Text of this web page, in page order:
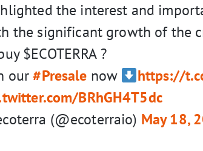
the interest and
the significant growth of the
$ECOTERRA ?
our#Presale now
https://
BRhGH4T5dc
(@ecoterraio) May 18,